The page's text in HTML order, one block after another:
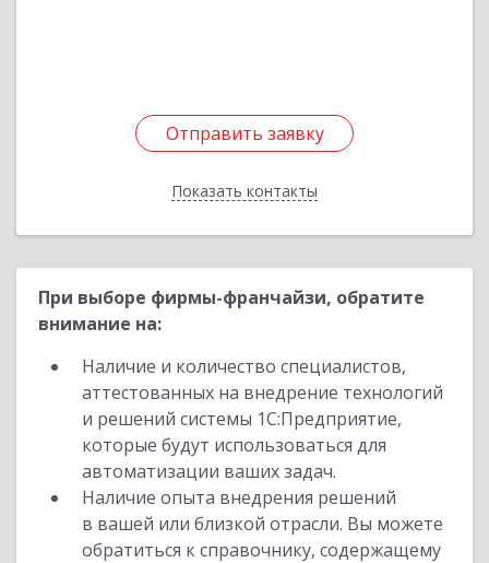
Отправить заявку
Показать контакты
Отправить заявку
Назад
При выборе фирмы-франчайзи, обратите
внимание на:
Наличие и количество специалистов,
аттестованных на внедрение технологий
и решений системы 1С:Предприятие,
которые будут использоваться для
автоматизации ваших задач.
Наличие опыта внедрения решений
в вашей или близкой отрасли. Вы можете
обратиться к справочнику, содержащему